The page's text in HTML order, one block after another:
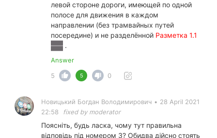
левой стороне дороги, имеющей по одной
полосе для движения в каждом
направлении (без трамвайных путей
посередине) и не разделённой Разметка 1.1
.
Answer
5
5 0
Новицький Богдан Володимирович • 28 April 2021
22:58
fixed by moderator
Поясніть, будь ласка, чому тут правильна
відповідь під номером 3? Обидва дійсно стоять